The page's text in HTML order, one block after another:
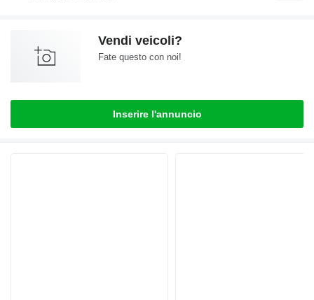
Vendi veicoli?
Fate questo con noi!
Inserire l'annuncio